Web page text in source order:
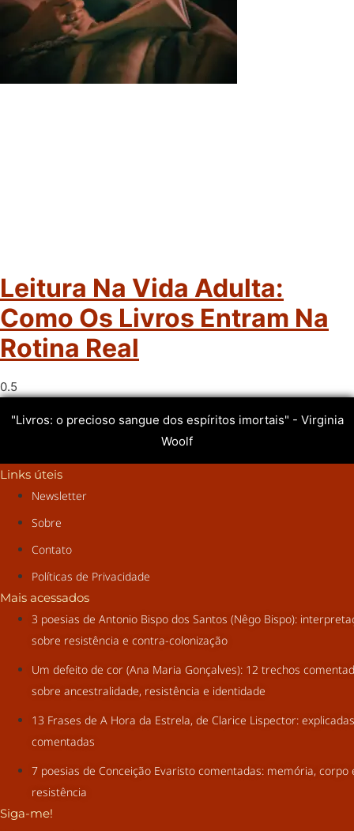
Leitura Na Vida Adulta:
Como Os Livros Entram Na
Rotina Real
"Livros: o precioso sangue dos espíritos imortais" - Virginia
Woolf
Links úteis
Newsletter
Sobre
Contato
Políticas de Privacidade
Mais acessados
3 poesias de Antonio Bispo dos Santos (Nêgo Bispo):
sobre resistência e contra-colonização
Um defeito de cor (Ana Maria Gonçalves): 12 trechos
sobre ancestralidade, resistência e identidade
13 Frases de A Hora da Estrela, de Clarice Lispector:
comentadas
7 poesias de Conceição Evaristo comentadas: memória, corpo
resistência
Siga-me!